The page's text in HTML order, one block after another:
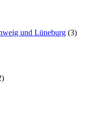
und Lüneburg (3)